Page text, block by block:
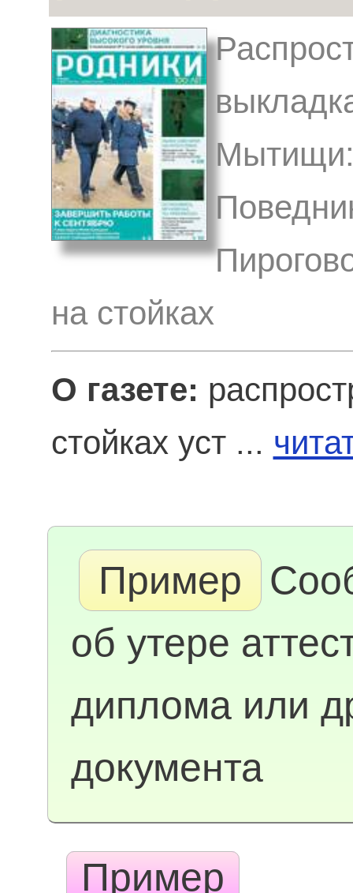
на стойках
О газете:
стойках уст ...
Пример
об утере
диплома или
документа
Пример